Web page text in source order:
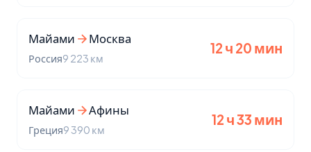
Майами Москва
Россия9 223 км
12 ч 20 мин
Майами Афины
Греция9 390 км
12 ч 33 мин